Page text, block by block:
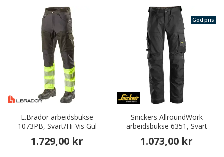
L.Brador arbeidsbukse
1073PB, Svart/Hi-Vis Gul
1.729,00 kr
God pris
Snickers AllroundWork
arbeidsbukse 6351, Svart
1.073,00 kr